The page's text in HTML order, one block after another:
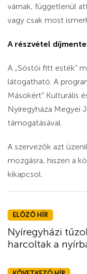
várnak, függetlenül
vagy csak most
A részvétel
A „Sóstói fitt esték”
látogatható. A
Másokért” Kulturális
Nyíregyháza Megyei
támogatásával.
A szervezők azt
mozgásra, hiszen a
kikapcsol.
ELŐZŐ HÍR
Nyíregyházi
harcoltak a